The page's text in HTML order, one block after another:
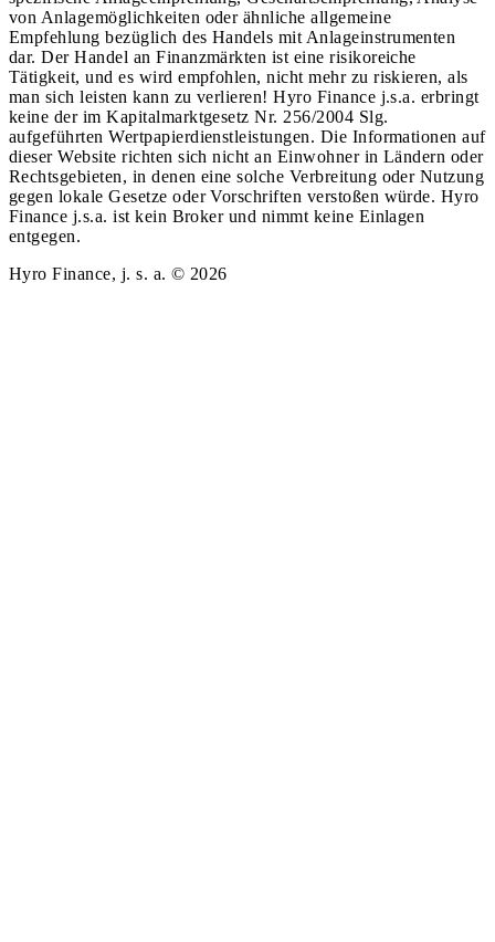
von Anlagemöglichkeiten oder ähnliche allgemeine
Empfehlung bezüglich des Handels mit Anlageinstrumenten
dar. Der Handel an Finanzmärkten ist eine risikoreiche
Tätigkeit, und es wird empfohlen, nicht mehr zu riskieren, als
man sich leisten kann zu verlieren! Hyro Finance j.s.a. erbringt
keine der im Kapitalmarktgesetz Nr. 256/2004 Slg.
aufgeführten Wertpapierdienstleistungen. Die Informationen auf
dieser Website richten sich nicht an Einwohner in Ländern oder
Rechtsgebieten, in denen eine solche Verbreitung oder Nutzung
gegen lokale Gesetze oder Vorschriften verstoßen würde. Hyro
Finance j.s.a. ist kein Broker und nimmt keine Einlagen
entgegen.
Hyro Finance, j. s. a. © 2026